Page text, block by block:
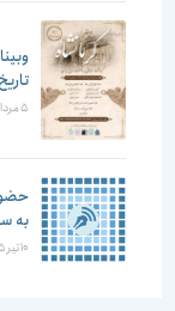
5 مرداد 1405
حضور
به
10 تیر 1405